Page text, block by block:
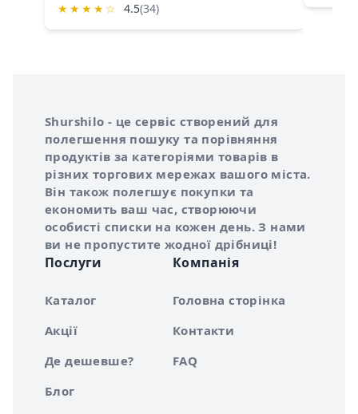
★ ★ ★ ★ ☆ 4.5(34)
Про сервіс Shurshilo
Shurshilo - це сервіс створений для
полегшення пошуку та порівняння
продуктів за категоріями товарів в
різних торгових мережах вашого міста.
Він також полегшує покупки та
економить ваш час, створюючи
особисті списки на кожен день. З нами
ви не пропустите жодної дрібниці!
Послуги
Каталог
Акції
Де дешевше?
Блог
Компанія
Головна сторінка
Контакти
FAQ